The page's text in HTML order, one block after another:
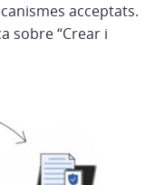
acceptats.
sobre “Crear i